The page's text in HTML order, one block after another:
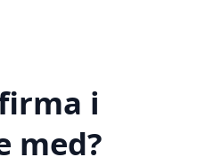
i
med?